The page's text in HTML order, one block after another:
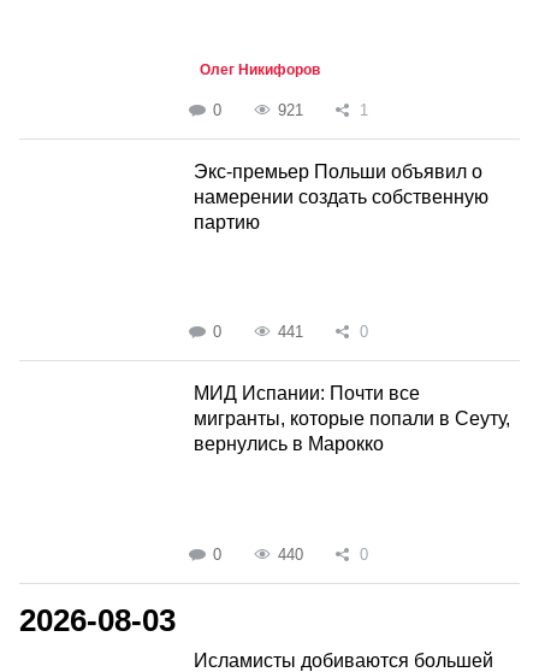
Олег Никифоров
0 921 1
Экс-премьер Польши объявил о
намерении создать собственную
партию
0 441 0
МИД Испании: Почти все
мигранты, которые попали в Сеуту,
вернулись в Марокко
0 440 0
2026-08-03
Исламисты добиваются большей